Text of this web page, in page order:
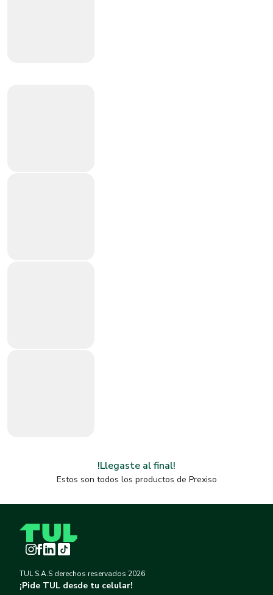
!Llegaste al final!
Estos son todos los productos de Prexiso
Instagram
Facebook
LinkedInTikTok
TUL S.A.S derechos reservados 2026
¡Pide TUL desde tu celular!